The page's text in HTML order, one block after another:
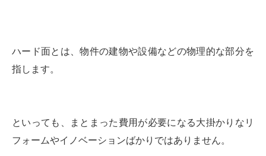
ハード面とは、物件の建物や設備などの物理的な部分を
指します。
といっても、まとまった費用が必要になる大掛かりなリ
フォームやイノベーションばかりではありません。